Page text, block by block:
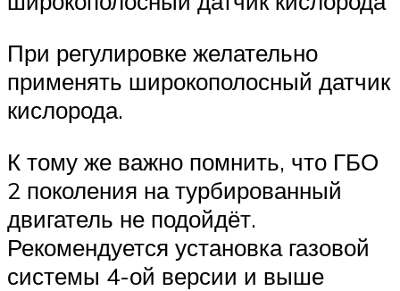
При регулировке желательно
применять широкополосный датчик
кислорода.
К тому же важно помнить, что ГБО
2 поколения на турбированный
двигатель не подойдёт.
Рекомендуется установка газовой
системы 4-ой версии и выше